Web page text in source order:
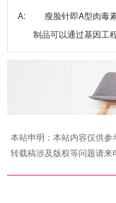
A: 瘦脸针即A型肉毒素
制品可以通过基因工
本站申明：本站内容仅供
转载稿涉及版权等问题请来